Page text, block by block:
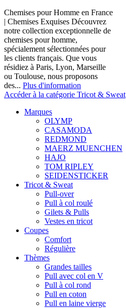
Chemises pour Homme en France
| Chemises Exquises Découvrez
notre collection exceptionnelle de
chemises pour homme,
spécialement sélectionnées pour
les clients français. Que vous
résidiez à Paris, Lyon, Marseille
ou Toulouse, nous proposons
des... Plus d'information
Accéder à la catégorie Tricot & Sweat
Marques
OLYMP
CASAMODA
REDMOND
MAERZ MUENCHEN
HAJO
TOM RIPLEY
SEIDENSTICKER
Tricot & Sweat
Pull-over
Pull à col roulé
Gilets & Pulls
Vestes en tricot
Coupes
Comfort
Régulière
Thèmes
Grandes tailles
Pull avec col en V
Pull à col rond
Pull en coton
Pull en laine vierge